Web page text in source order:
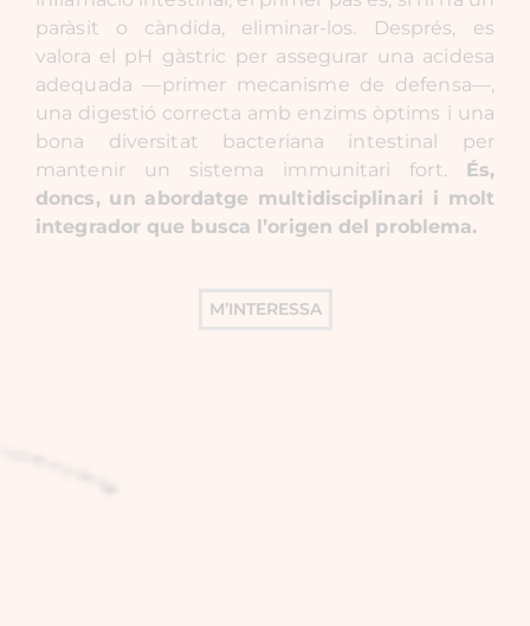
paràsit o càndida, eliminar-los. Després, es
valora el pH gàstric per assegurar una acidesa
adequada —primer mecanisme de defensa—,
una digestió correcta amb enzims òptims i una
bona diversitat bacteriana intestinal per
mantenir un sistema immunitari fort. És,
doncs, un abordatge multidisciplinari i molt
integrador que busca l’origen del problema.
M’INTERESSA